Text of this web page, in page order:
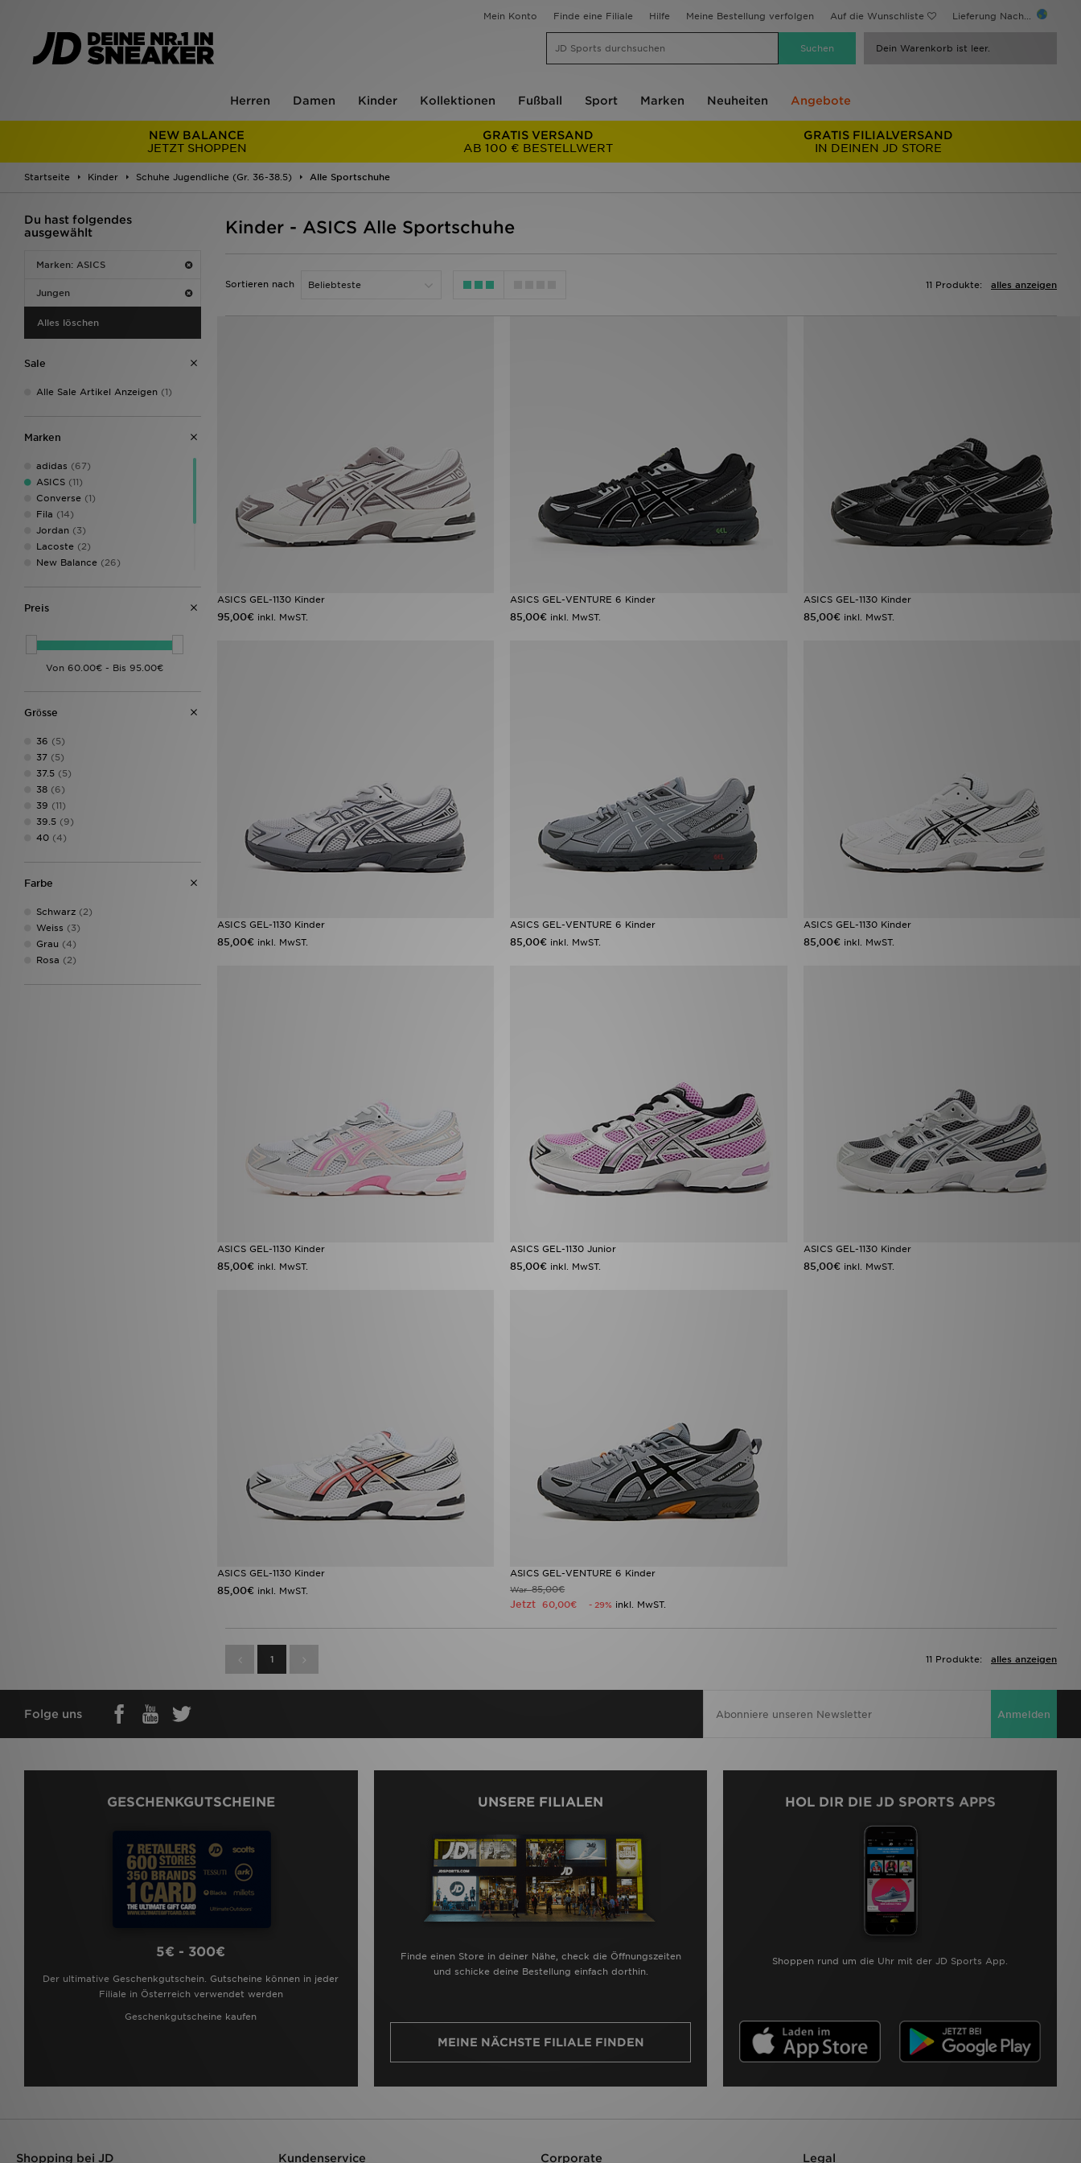
Mein Konto Finde eine Filiale Hilfe Meine Bestellung verfolgen Auf die Wunschliste Lieferung Nach...
Dein Warenkorb ist leer.
Herren Damen Kinder Kollektionen Fußball Sport Marken Neuheiten Angebote
NEW BALANCE
JETZT SHOPPEN
GRATIS VERSAND
AB 100 € BESTELLWERT
GRATIS FILIALVERSAND
IN DEINEN JD STORE
Startseite Kinder Schuhe Jugendliche (Gr. 36-38.5) Alle Sportschuhe
Du hast folgendes
ausgewählt
Marken: ASICS
Jungen
Alles löschen
Sale
Alle Sale Artikel Anzeigen (1)
Marken
adidas (67)
ASICS (11)
Converse (1)
Fila (14)
Jordan (3)
Lacoste (2)
New Balance (26)
PUMA
Saucony(6)
Preis
Grӧsse
36 (5)
37 (5)
37.5 (5)
38 (6)
39 (11)
39.5 (9)
40 (4)
Farbe
Schwarz (2)
Weiss (3)
Grau (4)
Rosa (2)
Kinder - ASICS Alle Sportschuhe
Sortieren nach alles anzeigen
11 Produkte:
ASICS GEL-1130 Kinder
95,00€ inkl. MwST.
ASICS GEL-VENTURE 6 Kinder
85,00€ inkl. MwST.
ASICS GEL-1130 Kinder
85,00€ inkl. MwST.
ASICS GEL-1130 Kinder
85,00€ inkl. MwST.
ASICS GEL-VENTURE 6 Kinder
85,00€ inkl. MwST.
ASICS GEL-1130 Kinder
85,00€ inkl. MwST.
ASICS GEL-1130 Kinder
85,00€ inkl. MwST.
ASICS GEL-1130 Junior
85,00€ inkl. MwST.
ASICS GEL-1130 Kinder
85,00€ inkl. MwST.
ASICS GEL-1130 Kinder
85,00€ inkl. MwST.
ASICS GEL-VENTURE 6 Kinder
War85,00€
Jetzt60,00€ - 29% inkl. MwST.
1 alles anzeigen
11 Produkte:
Folge uns Anmelden
GESCHENKGUTSCHEINE
5€ - 300€
Der ultimative Geschenkgutschein. Gutscheine können in jeder
Filiale in Österreich verwendet werden
Geschenkgutscheine kaufen
UNSERE FILIALEN
Finde einen Store in deiner Nähe, check die Öffnungszeiten
und schicke deine Bestellung einfach dorthin.
MEINE NÄCHSTE FILIALE FINDEN
HOL DIR DIE JD SPORTS APPS
Shoppen rund um die Uhr mit der JD Sports App.
Shopping bei JD Kundenservice Corporate Legal